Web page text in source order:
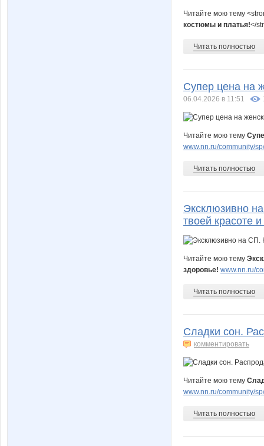
Читайте мою тему
костюмы и платья!</
Читать полностью
Супер цена на
06.04.2026 в 11:51
Читайте мою тему
www.nn.ru/community/
Читать полностью
Эксклюзивно
твоей красоте
Читайте мою тему
здоровье! www.nn.ru/
Читать полностью
Сладки сон.
комментировать
Читайте мою тему
www.nn.ru/community/
Читать полностью